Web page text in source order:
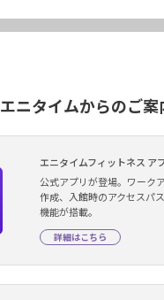
エニタイムからのご案
エニタイムフィットネス ア
公式アプリが登場。ワーク
作成、入館時のアクセスパ
機能が搭載。
詳細はこちら